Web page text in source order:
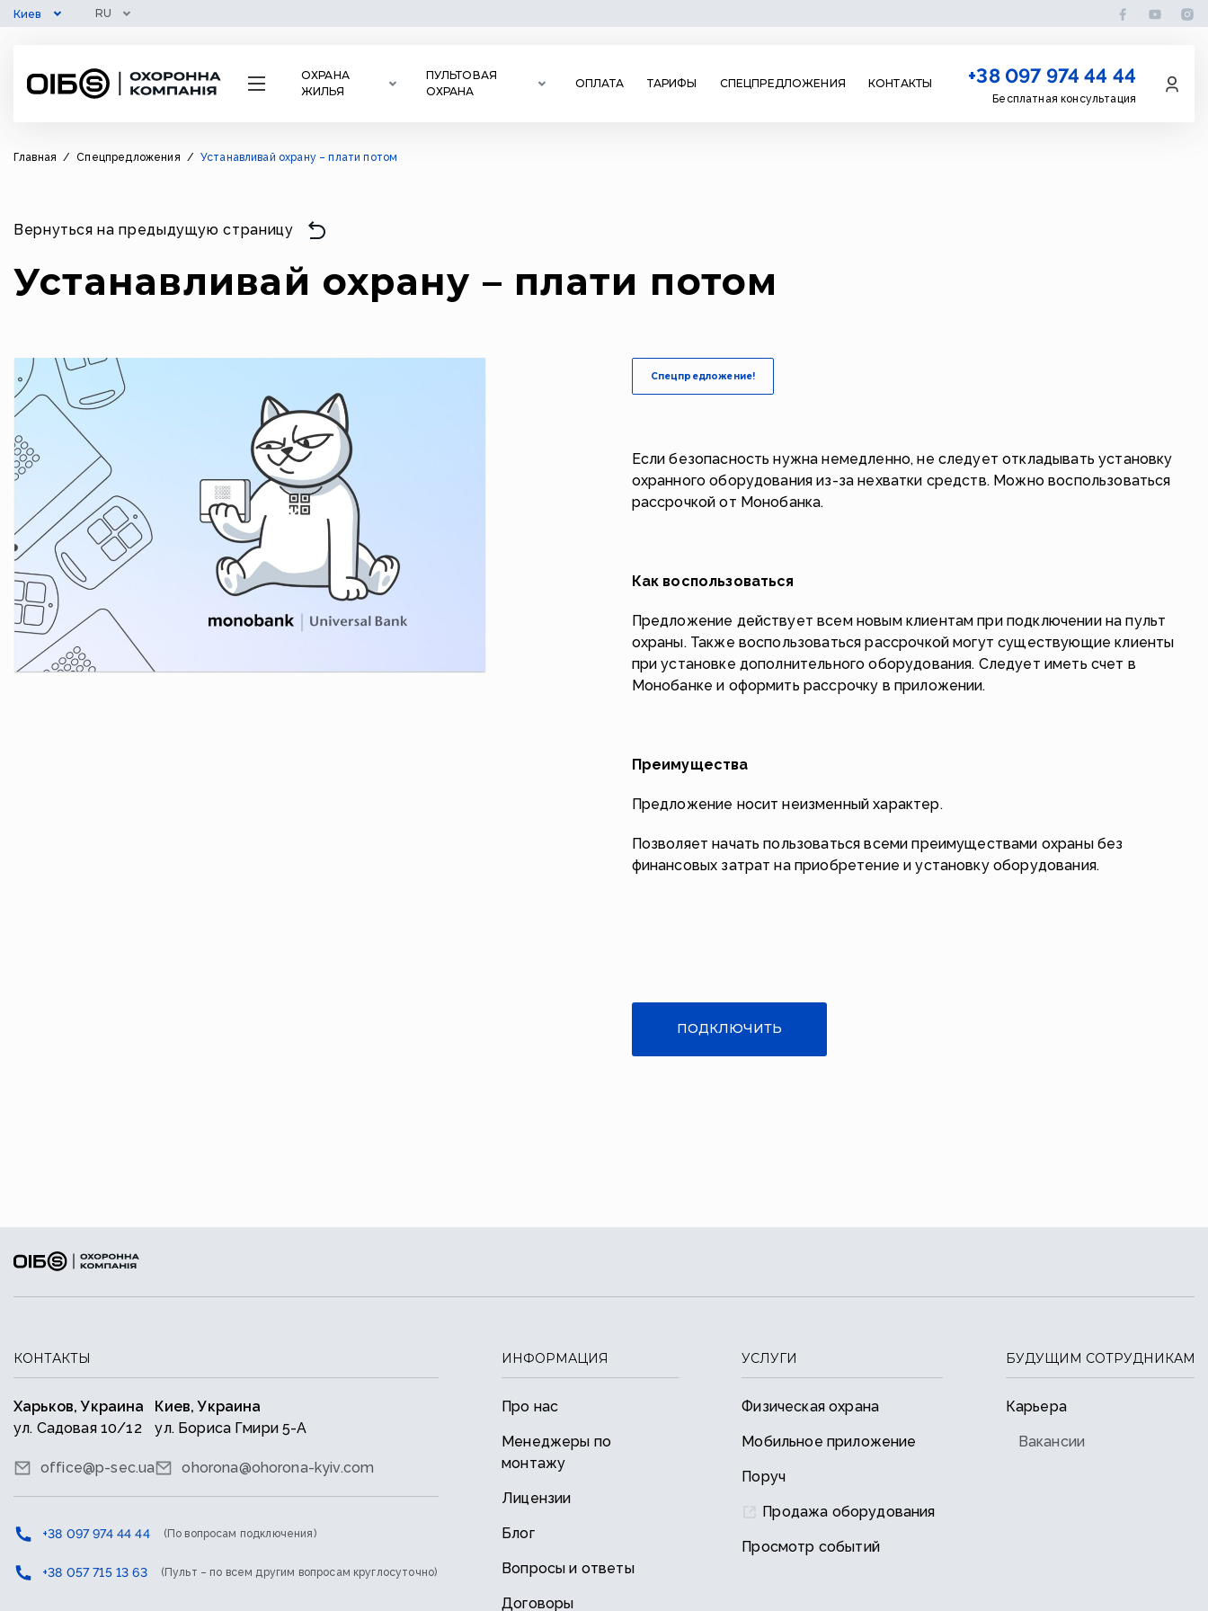
Киев RU
ОХРАНА
ЖИЛЬЯ
ПУЛЬТОВАЯ
ОХРАНА
ОПЛАТА ТАРИФЫ СПЕЦПРЕДЛОЖЕНИЯ КОНТАКТЫ +38 097 974 44 44
Бесплатная консультация
Главная / Спецпредложения / Устанавливай охрану – плати потом
Устанавливай охрану – плати потом
Вернуться на предыдущую страницу
Спецпредложение!
Если безопасность нужна немедленно, не следует откладывать установку
охранного оборудования из-за нехватки средств. Можно воспользоваться
рассрочкой от Монобанка.
Как воспользоваться
Предложение действует всем новым клиентам при подключении на пульт
охраны. Также воспользоваться рассрочкой могут существующие клиенты
при установке дополнительного оборудования. Следует иметь счет в
Монобанке и оформить рассрочку в приложении.
Преимущества
Предложение носит неизменный характер.
Позволяет начать пользоваться всеми преимуществами охраны без
финансовых затрат на приобретение и установку оборудования.
ПОДКЛЮЧИТЬ
КОНТАКТЫ
Харьков, Украина
ул. Садовая 10/12
office@p-sec.ua
Киев, Украина
ул. Бориса Гмири 5-А
ohorona@ohorona-kyiv.com
+38 097 974 44 44 (По вопросам подключения)
+38 057 715 13 63 (Пульт – по всем другим вопросам круглосуточно)
ИНФОРМАЦИЯ
Про нас
Менеджеры по
монтажу
Лицензии
Блог
Вопросы и ответы
Договоры
УСЛУГИ
Физическая охрана
Мобильное приложение
Поруч
Продажа оборудования
Просмотр событий
БУДУЩИМ СОТРУДНИКАМ
Карьера
Вакансии